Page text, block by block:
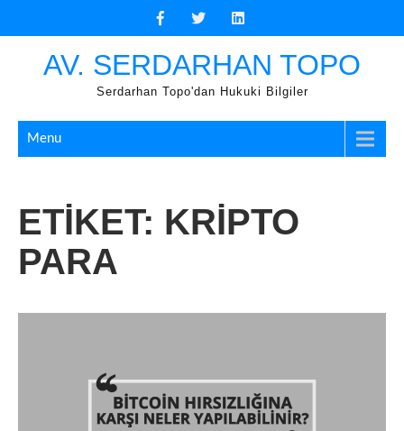
AV. SERDARHAN TOPO
Serdarhan Topo'dan Hukuki Bilgiler
Menu
ETIKET: KRIPTO
PARA